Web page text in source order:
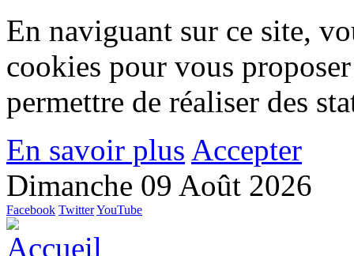
En naviguant sur ce site,
cookies pour vous
permettre de réaliser des
En savoir plus Accepter
Dimanche 09 Août 2026
Facebook TwitterYouTube